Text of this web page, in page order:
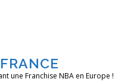
une Franchise NBA en Europe !